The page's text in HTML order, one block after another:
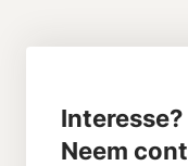
Interesse?
Neem